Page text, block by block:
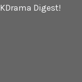
KDrama Digest!